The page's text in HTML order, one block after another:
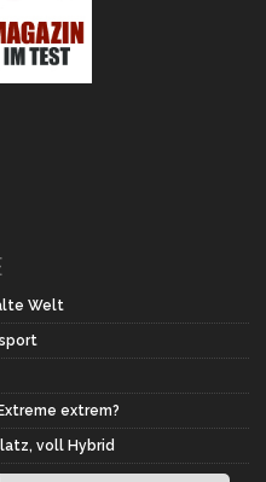
Welt
extrem?
voll Hybrid